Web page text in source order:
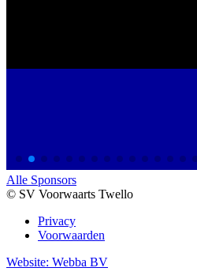
Alle Sponsors
© SV Voorwaarts Twello
Privacy
Voorwaarden
Website: Webba BV